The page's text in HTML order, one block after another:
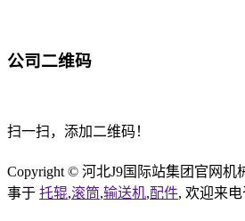
公司二维码
扫一扫，添加二维码！
Copyright © 河北J9国际站集团官网机
事于 托辊,滚筒,输送机,配件, 欢迎来